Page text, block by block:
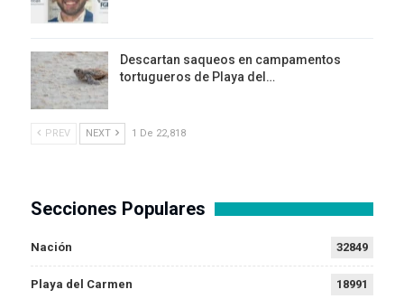
Descartan saqueos en campamentos
tortugueros de Playa del…
PREV NEXT 1 De 22,818
Secciones Populares
Nación 32849
Playa del Carmen 18991